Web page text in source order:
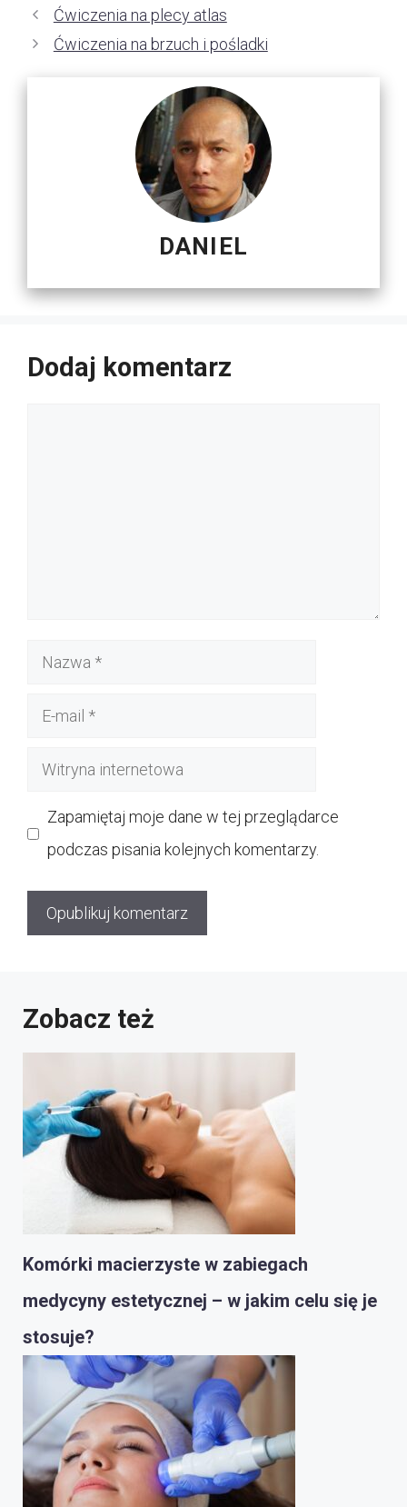
Ćwiczenia na plecy atlas
Ćwiczenia na brzuch i pośladki
DANIEL
Dodaj komentarz
Nazwa
Witryna
Zapamiętaj moje dane w tej przeglądarce
podczas pisania kolejnych komentarzy.
Zobacz też
Komórki macierzyste w zabiegach
medycyny estetycznej – w jakim celu się je
stosuje?